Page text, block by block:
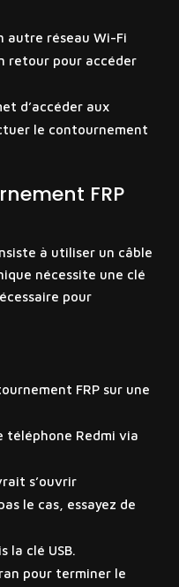
autre réseau Wi-Fi
retour pour accéder
d’accéder aux
le contournement
FRP
à utiliser un câble
nécessite une clé
pour
FRP sur une
téléphone Redmi via
s’ouvrir
le cas, essayez de
la clé USB.
pour terminer le